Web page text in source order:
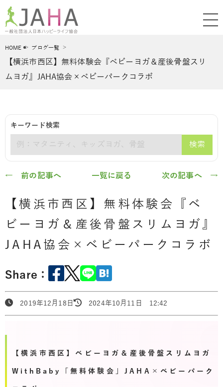
HOME ブログ一覧
【横浜市西区】無料体験会『ベビーヨガ＆産後骨盤スリ
ムヨガ』JAHA協会×ベビーパークコラボ
キーワード検索
検索
← 前の記事へ 一覧に戻る 次の記事へ →
【横浜市西区】無料体験会『ベ
ビーヨガ＆産後骨盤スリムヨガ』
JAHA協会×ベビーパークコラボ
Share：
2019年12月18日 2024年10月11日 12:42
【横浜市西区】ベビーヨガ＆産後骨盤スリムヨガ
WithBaby「無料体験会」JAHA×ベビーパーク